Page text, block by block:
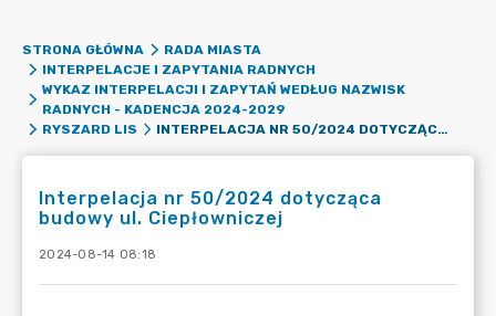
STRONA GŁÓWNA
RADA MIASTA
INTERPELACJE I ZAPYTANIA RADNYCH
WYKAZ INTERPELACJI I ZAPYTAŃ WEDŁUG NAZWISK
RADNYCH - KADENCJA 2024-2029
RYSZARD LIS
INTERPELACJA NR 50/2024 DOTYCZĄCA BUDOWY UL. CIEPŁOWNICZEJ
Interpelacja nr 50/2024 dotycząca
budowy ul. Ciepłowniczej
2024-08-14 08:18